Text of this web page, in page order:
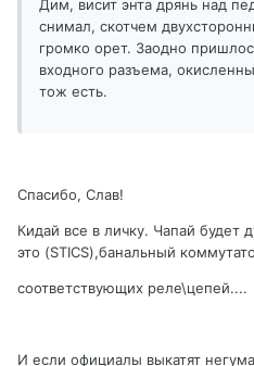
Дим, висит энта дрянь над
снимал, скотчем
громко орет. Заодно
входного разъема,
тож есть.
Спасибо, Слав!
Кидай все в личку. Чапай будет
это (STICS),банальный
соответствующих реле\цепей....
И если официалы выкатят